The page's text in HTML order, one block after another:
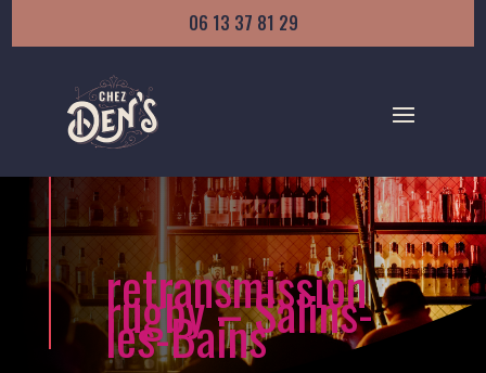
06 13 37 81 29
retransmission
rugby – Salins-
les-Bains